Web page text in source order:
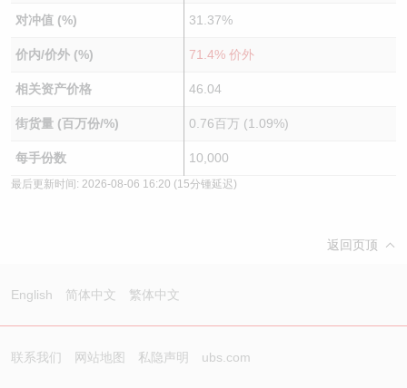
对冲值 (%) 31.37%
价内/价外 (%) 71.4% 价外
相关资产价格 46.04
街货量 (百万份/%) 0.76百万 (1.09%)
每手份数 10,000
最后更新时间: 2026-08-06 16:20 (15分锺延迟)
返回页顶
English 简体中文 繁体中文
联系我们 网站地图 私隐声明 ubs.com